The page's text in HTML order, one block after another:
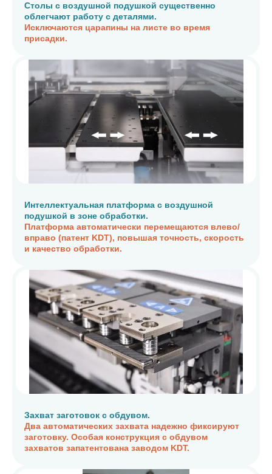
Столы с воздушной подушкой существенно
облегчают работу с деталями.
Исключаются царапины на листе во время
присадки.
Интеллектуальная платформа с воздушной
подушкой в зоне обработки.
Платформа автоматически перемещаются влево/
вправо (патент KDT), повышая точность, скорость
и качество обработки.
Захват заготовок с обдувом.
Два автоматических захвата надежно фиксируют
заготовку. Особая конструкция с обдувом
захватов запатентована заводом KDT.